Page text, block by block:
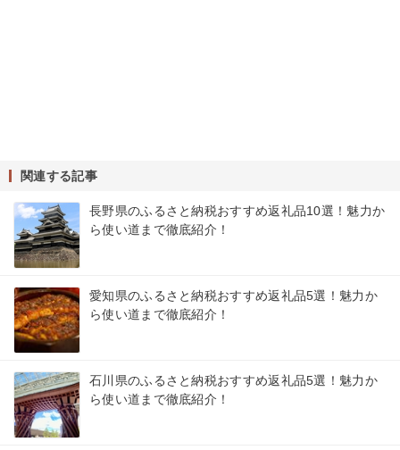
関連する記事
長野県のふるさと納税おすすめ返礼品10選！魅力か
ら使い道まで徹底紹介！
愛知県のふるさと納税おすすめ返礼品5選！魅力か
ら使い道まで徹底紹介！
石川県のふるさと納税おすすめ返礼品5選！魅力か
ら使い道まで徹底紹介！